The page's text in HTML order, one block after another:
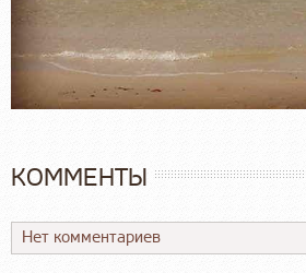
КОММЕНТЫ
Нет комментариев